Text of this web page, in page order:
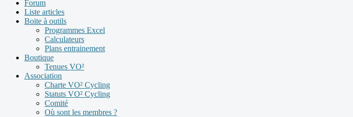
Forum
Liste articles
Boite à outils
Programmes Excel
Calculateurs
Plans entrainement
Boutique
Tenues VO²
Association
Charte VO² Cycling
Statuts VO² Cycling
Comité
Où sont les membres ?